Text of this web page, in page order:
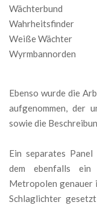
Wächterbund
Wahrheitsfinder
Weiße Wächter
Wyrmbannorden
Ebenso wurde die
aufgenommen, der
sowie die
Ein separates
dem ebenfalls ein
Metropolen genauer
Schlaglichter